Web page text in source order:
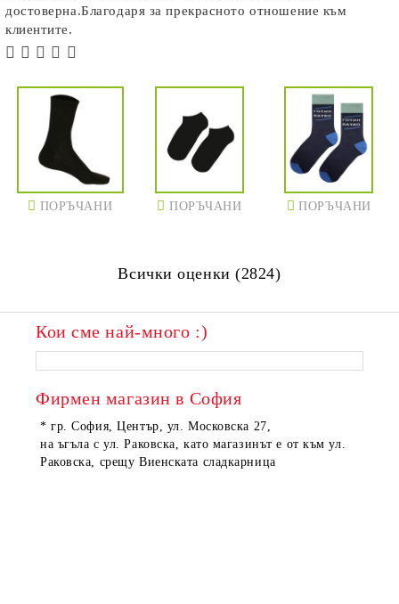
достоверна.Благодаря за прекрасното отношение към
клиентите.
ПОРЪЧАНИ ПОРЪЧАНИ ПОРЪЧАНИ
ПОРЪЧАНИ
Всички оценки (2824)
Кои сме най-много :)
Фирмен магазин в София
* гр. София, Център, ул. Московска 27,
на ъгъла с ул. Раковска, като магазинът е от към ул.
Раковска, срещу Виенската сладкарница